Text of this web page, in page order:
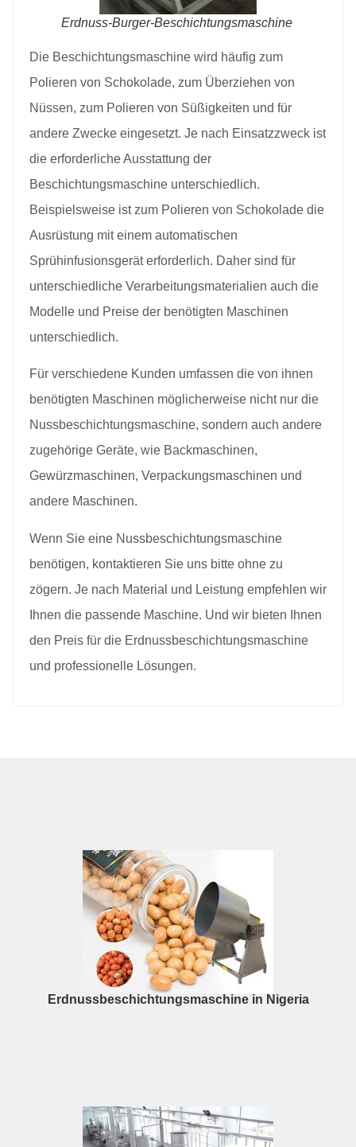
Erdnuss-Burger-Beschichtungsmaschine
Die Beschichtungsmaschine wird häufig zum
Polieren von Schokolade, zum Überziehen von
Nüssen, zum Polieren von Süßigkeiten und für
andere Zwecke eingesetzt. Je nach Einsatzzweck ist
die erforderliche Ausstattung der
Beschichtungsmaschine unterschiedlich.
Beispielsweise ist zum Polieren von Schokolade die
Ausrüstung mit einem automatischen
Sprühinfusionsgerät erforderlich. Daher sind für
unterschiedliche Verarbeitungsmaterialien auch die
Modelle und Preise der benötigten Maschinen
unterschiedlich.
Für verschiedene Kunden umfassen die von ihnen
benötigten Maschinen möglicherweise nicht nur die
Nussbeschichtungsmaschine, sondern auch andere
zugehörige Geräte, wie Backmaschinen,
Gewürzmaschinen, Verpackungsmaschinen und
andere Maschinen.
Wenn Sie eine Nussbeschichtungsmaschine
benötigen, kontaktieren Sie uns bitte ohne zu
zögern. Je nach Material und Leistung empfehlen wir
Ihnen die passende Maschine. Und wir bieten Ihnen
den Preis für die Erdnussbeschichtungsmaschine
und professionelle Lösungen.
Erdnussbeschichtungsmaschine in Nigeria